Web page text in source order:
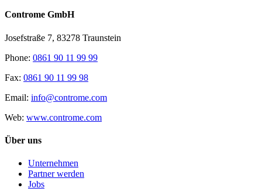
Controme GmbH
Josefstraße 7, 83278 Traunstein
Phone: 0861 90 11 99 99
Fax: 0861 90 11 99 98
Email: info@controme.com
Web: www.controme.com
Über uns
Unternehmen
Partner werden
Jobs